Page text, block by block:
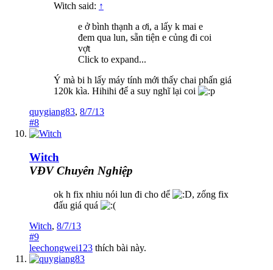
Witch said: ↑
e ở bình thạnh a ơi, a lấy k mai e
đem qua lun, sẵn tiện e củng đi coi
vợt
Click to expand...
Ý mà bi h lấy máy tính mới thấy chai phấn giá
120k kìa. Hihihi để a suy nghĩ lại coi
quygiang83, 8/7/13
#8
Witch
VĐV Chuyên Nghiệp
ok h fix nhiu nói lun đi cho dể
, zống fix
đấu giá quá
Witch, 8/7/13
#9
leechongwei123 thích bài này.